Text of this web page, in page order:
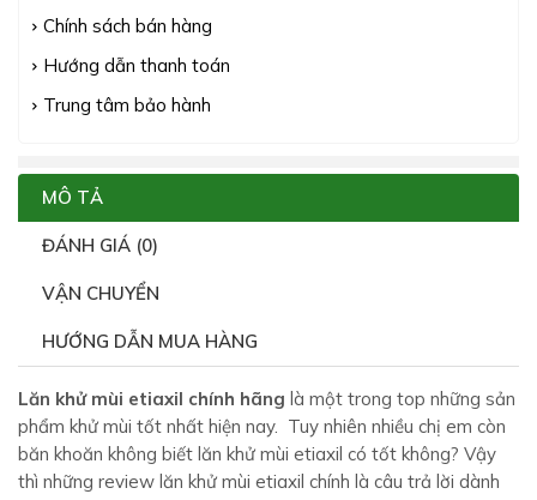
Chính sách bán hàng
Hướng dẫn thanh toán
Trung tâm bảo hành
MÔ TẢ
ĐÁNH GIÁ (0)
VẬN CHUYỂN
HƯỚNG DẪN MUA HÀNG
Lăn khử mùi etiaxil chính hãng là một trong top những sản
phẩm khử mùi tốt nhất hiện nay. Tuy nhiên nhiều chị em còn
băn khoăn không biết lăn khử mùi etiaxil có tốt không? Vậy
thì những review lăn khử mùi etiaxil chính là câu trả lời dành